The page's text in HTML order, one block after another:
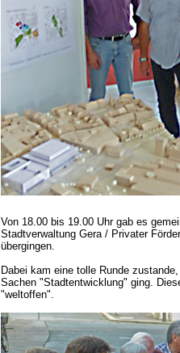
Von 18.00 bis 19.00 Uhr gab es
Stadtverwaltung Gera / Privater
übergingen.
Dabei kam eine tolle Runde
Sachen "Stadtentwicklung" ging.
"weltoffen".